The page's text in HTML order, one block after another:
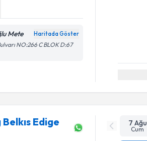
Mete Haritada Göster
NO:266 C BLOK D:67
Edige
7 Ağu
Cum